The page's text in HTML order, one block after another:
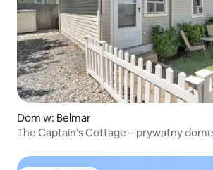
Dom w: Belmar
The Captain's Cottage – prywatny